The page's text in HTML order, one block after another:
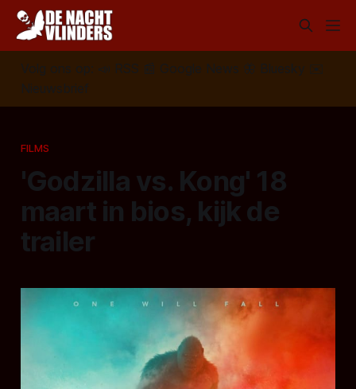
Volg ons op: 📣 RSS 📰 Google News 🦋 Bluesky
✉️
Nieuwsbrief
FILMS
'Godzilla vs. Kong' 18
maart in bios, kijk de
trailer